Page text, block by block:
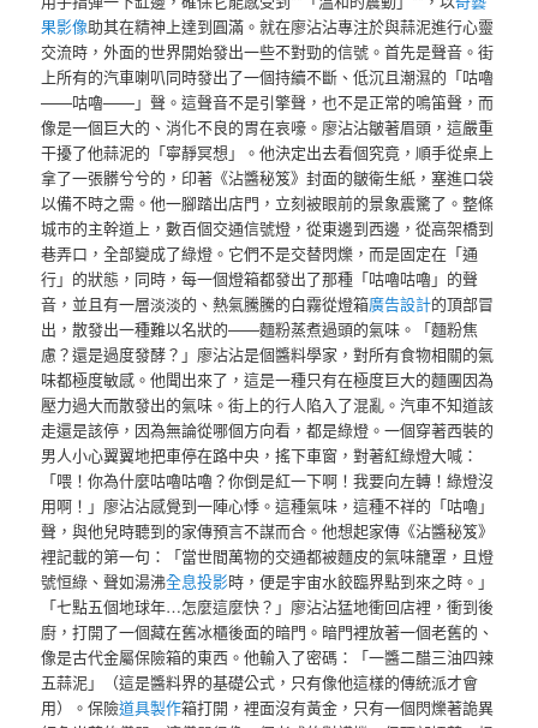
果影像助其在精神上達到圓滿。就在廖沾沾專注於與蒜泥進行心靈
交流時，外面的世界開始發出一些不對勁的信號。首先是聲音。街
上所有的汽車喇叭同時發出了一個持續不斷、低沉且潮濕的「咕嚕
——咕嚕——」聲。這聲音不是引擎聲，也不是正常的鳴笛聲，而
像是一個巨大的、消化不良的胃在哀嚎。廖沾沾皺著眉頭，這嚴重
干擾了他蒜泥的「寧靜冥想」。他決定出去看個究竟，順手從桌上
拿了一張髒兮兮的，印著《沾醬秘笈》封面的皺衛生紙，塞進口袋
以備不時之需。他一腳踏出店門，立刻被眼前的景象震驚了。整條
城市的主幹道上，數百個交通信號燈，從東邊到西邊，從高架橋到
巷弄口，全部變成了綠燈。它們不是交替閃爍，而是固定在「通
行」的狀態，同時，每一個燈箱都發出了那種「咕嚕咕嚕」的聲
音，並且有一層淡淡的、熱氣騰騰的白霧從燈箱廣告設計的頂部冒
出，散發出一種難以名狀的——麵粉蒸煮過頭的氣味。「麵粉焦
慮？還是過度發酵？」廖沾沾是個醬料學家，對所有食物相關的氣
味都極度敏感。他聞出來了，這是一種只有在極度巨大的麵團因為
壓力過大而散發出的氣味。街上的行人陷入了混亂。汽車不知道該
走還是該停，因為無論從哪個方向看，都是綠燈。一個穿著西裝的
男人小心翼翼地把車停在路中央，搖下車窗，對著紅綠燈大喊：
「喂！你為什麼咕嚕咕嚕？你倒是紅一下啊！我要向左轉！綠燈沒
用啊！」廖沾沾感覺到一陣心悸。這種氣味，這種不祥的「咕嚕」
聲，與他兒時聽到的家傳預言不謀而合。他想起家傳《沾醬秘笈》
裡記載的第一句：「當世間萬物的交通都被麵皮的氣味籠罩，且燈
號恒綠、聲如湯沸全息投影時，便是宇宙水餃臨界點到來之時。」
「七點五個地球年…怎麼這麼快？」廖沾沾猛地衝回店裡，衝到後
廚，打開了一個藏在舊冰櫃後面的暗門。暗門裡放著一個老舊的、
像是古代金屬保險箱的東西。他輸入了密碼：「一醬二醋三油四辣
五蒜泥」（這是醬料界的基礎公式，只有像他這樣的傳統派才會
用）。保險道具製作箱打開，裡面沒有黃金，只有一個閃爍著詭異